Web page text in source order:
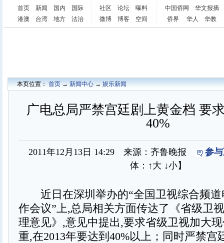
首页 新闻 国内
国际
港澳
台湾 地方 法治
社区 论坛
曝料
微博
博客 空间
中国侨网
华文报摘
侨界
华人 华教
本页位置：首页→新闻中心→娱乐新闻
广电总局严禁宫廷剧上黄金档 要
40%
2011年12月13日 14:29 来源：齐鲁晚报
参
体： ↑大 ↓小】
近日在深圳举办的“全国卫视综合频道
作会议”上,总局相关方面传达了《省级卫
理意见》,意见中提出,要求省级卫视加大
重,在2013年要达到40%以上；同时严禁宫